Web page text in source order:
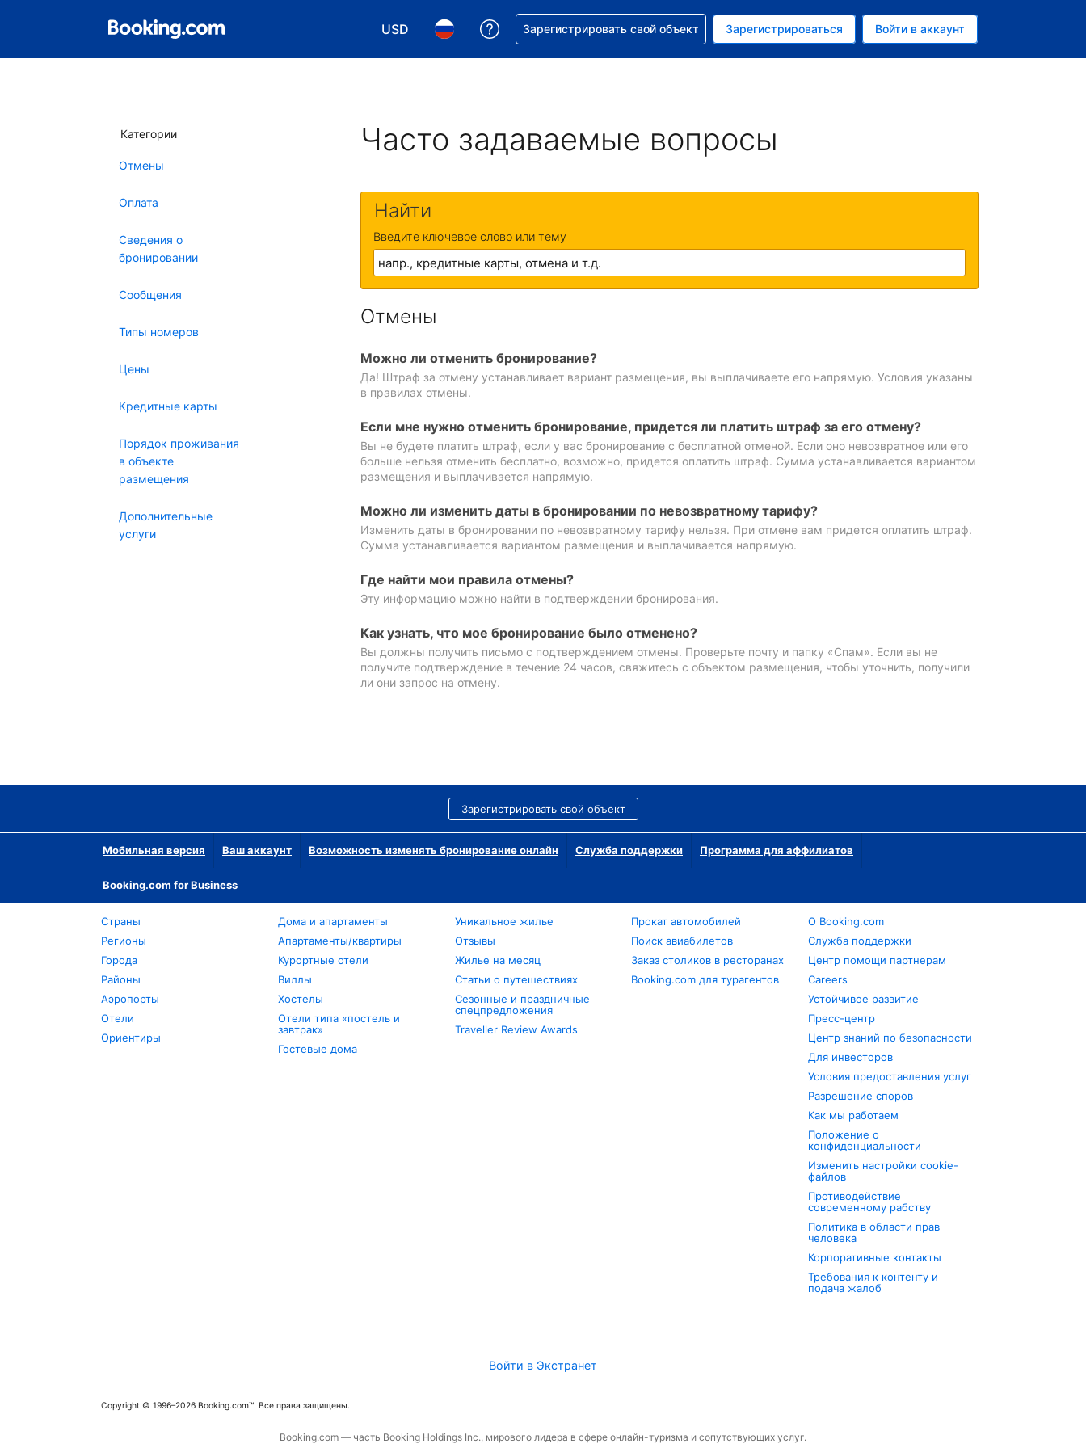
USD
Выберите валюту. Текущая валюта — Доллар США
Выберите язык. Текущий язык — На русском
Получите помощь с бронированием
Зарегистрировать свой объект Зарегистрироваться Войти в аккаунт
Категории
Отмены
Оплата
Сведения о
бронировании
Сообщения
Типы номеров
Цены
Кредитные карты
Порядок проживания
в объекте
размещения
Дополнительные
услуги
Часто задаваемые вопросы
Найти
Введите ключевое слово или тему
Отмены
Можно ли отменить бронирование?
Да! Штраф за отмену устанавливает вариант размещения, вы выплачиваете его напрямую. Условия указаны
в правилах отмены.
Если мне нужно отменить бронирование, придется ли платить штраф за его отмену?
Вы не будете платить штраф, если у вас бронирование с бесплатной отменой. Если оно невозвратное или его
больше нельзя отменить бесплатно, возможно, придется оплатить штраф. Сумма устанавливается вариантом
размещения и выплачивается напрямую.
Можно ли изменить даты в бронировании по невозвратному тарифу?
Изменить даты в бронировании по невозвратному тарифу нельзя. При отмене вам придется оплатить штраф.
Сумма устанавливается вариантом размещения и выплачивается напрямую.
Где найти мои правила отмены?
Эту информацию можно найти в подтверждении бронирования.
Как узнать, что мое бронирование было отменено?
Вы должны получить письмо с подтверждением отмены. Проверьте почту и папку «Спам». Если вы не
получите подтверждение в течение 24 часов, свяжитесь с объектом размещения, чтобы уточнить, получили
ли они запрос на отмену.
Зарегистрировать свой объект
Мобильная версия Ваш аккаунт Возможность изменять бронирование онлайн Служба поддержки Программа для аффилиатов
Booking.com for Business
Страны
Регионы
Города
Районы
Аэропорты
Отели
Ориентиры
Дома и апартаменты
Апартаменты/квартиры
Курортные отели
Виллы
Хостелы
Отели типа «постель и
завтрак»
Гостевые дома
Уникальное жилье
Отзывы
Жилье на месяц
Статьи о путешествиях
Сезонные и праздничные
спецпредложения
Traveller Review Awards
Прокат автомобилей
Поиск авиабилетов
Заказ столиков в ресторанах
Booking.com для турагентов
О Booking.com
Служба поддержки
Центр помощи партнерам
Careers
Устойчивое развитие
Пресс-центр
Центр знаний по безопасности
Для инвесторов
Условия предоставления услуг
Разрешение споров
Как мы работаем
Положение о
конфиденциальности
Изменить настройки cookie-
файлов
Противодействие
современному рабству
Политика в области прав
человека
Корпоративные контакты
Требования к контенту и
подача жалоб
Войти в Экстранет
Copyright © 1996–2026 Booking.com™. Все права защищены.
Booking.com — часть Booking Holdings Inc., мирового лидера в сфере онлайн-туризма и сопутствующих услуг.